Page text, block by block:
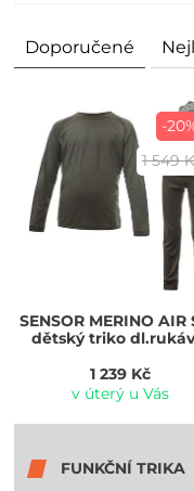
Doporučené
-
1 549
SENSOR MERINO AIR
dětský triko
1 239 Kč
v úterý u Vás
FUNKČNÍ TRIKA